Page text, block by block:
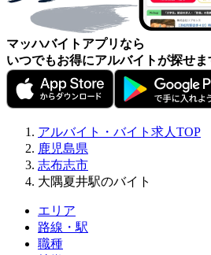
マッハバイトアプリなら
いつでもお得にアルバイトが探せま
アルバイト・バイト求人TOP
鹿児島県
志布志市
大隅夏井駅のバイト
エリア
路線・駅
職種